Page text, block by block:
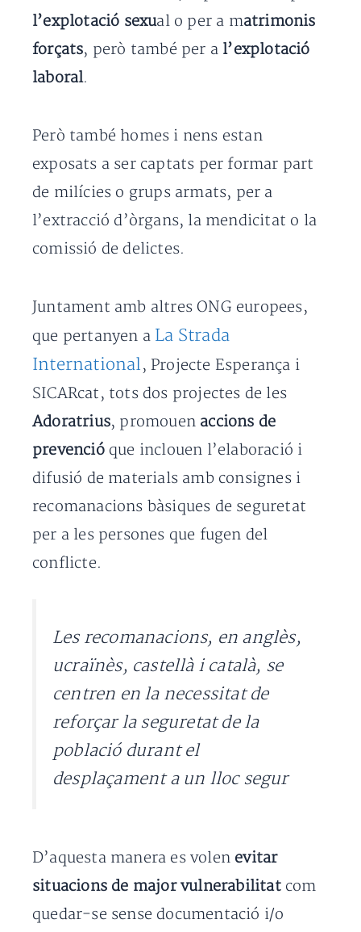
l’explotació sexual o per a matrimonis
forçats, però també per a l’explotació
laboral.
Però també homes i nens estan
exposats a ser captats per formar part
de milícies o grups armats, per a
l’extracció d’òrgans, la mendicitat o la
comissió de delictes.
Juntament amb altres ONG europees,
que pertanyen a La Strada
International, Projecte Esperança i
SICARcat, tots dos projectes de les
Adoratrius, promouen accions de
prevencióque inclouen l’elaboració i
difusió de materials amb consignes i
recomanacions bàsiques de seguretat
per a les persones que fugen del
conflicte.
Les recomanacions, en anglès,
ucraïnès, castellà i català, se
centren en la necessitat de
reforçar la seguretat de la
població durant el
desplaçament a un lloc segur
D’aquesta manera es volen evitar
situacions de major vulnerabilitatcom
quedar-se sense documentació i/o